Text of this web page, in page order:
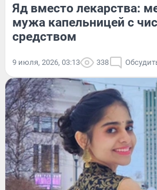
Яд вместо лекарства:
мужа капельницей с
средством
9 июля, 2026, 03:13 338